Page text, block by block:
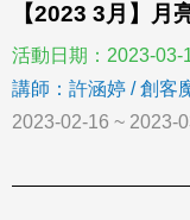
【2023 3月】月
活動日期：2023-
講師：許涵婷 / 創客
2023-02-16 ~ 2023-